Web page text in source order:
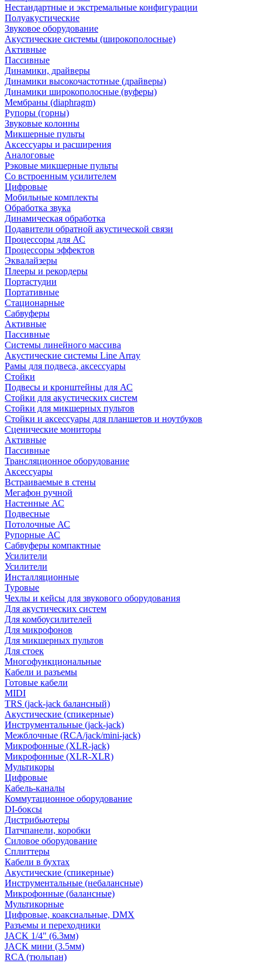
Нестандартные и экстремальные конфигурации
Полуакустические
Звуковое оборудование
Акустические системы (широкополосные)
Активные
Пассивные
Динамики, драйверы
Динамики высокочастотные (драйверы)
Динамики широкополосные (вуферы)
Мембраны (diaphragm)
Рупоры (горны)
Звуковые колонны
Микшерные пульты
Аксессуары и расширения
Аналоговые
Рэковые микшерные пульты
Со встроенным усилителем
Цифровые
Мобильные комплекты
Обработка звука
Динамическая обработка
Подавители обратной акустической связи
Процессоры для АС
Процессоры эффектов
Эквалайзеры
Плееры и рекордеры
Портастудии
Портативные
Стационарные
Сабвуферы
Активные
Пассивные
Системы линейного массива
Акустические системы Line Array
Рамы для подвеса, аксессуары
Стойки
Подвесы и кронштейны для АС
Стойки для акустических систем
Стойки для микшерных пультов
Стойки и аксессуары для планшетов и ноутбуков
Сценические мониторы
Активные
Пассивные
Трансляционное оборудование
Аксессуары
Встраиваемые в стены
Мегафон ручной
Настенные АС
Подвесные
Потолочные АС
Рупорные АС
Сабвуферы компактные
Усилители
Усилители
Инсталляционные
Туровые
Чехлы и кейсы для звукового оборудования
Для акустических систем
Для комбоусилителей
Для микрофонов
Для микшерных пультов
Для стоек
Многофункциональные
Кабели и разъемы
Готовые кабели
MIDI
TRS (jack-jack балансный)
Акустические (спикерные)
Инструментальные (jack-jack)
Межблочные (RCA/jack/mini-jack)
Микрофонные (XLR-jack)
Микрофонные (XLR-XLR)
Мультикоры
Цифровые
Кабель-каналы
Коммутационное оборудование
DI-боксы
Дистрибьютеры
Патчпанели, коробки
Силовое оборудование
Сплиттеры
Кабели в бухтах
Акустические (спикерные)
Инструментальные (небалансные)
Микрофонные (балансные)
Мультикорные
Цифровые, коаксиальные, DMX
Разъемы и переходники
JACK 1/4" (6.3мм)
JACK мини (3.5мм)
RCA (тюльпан)